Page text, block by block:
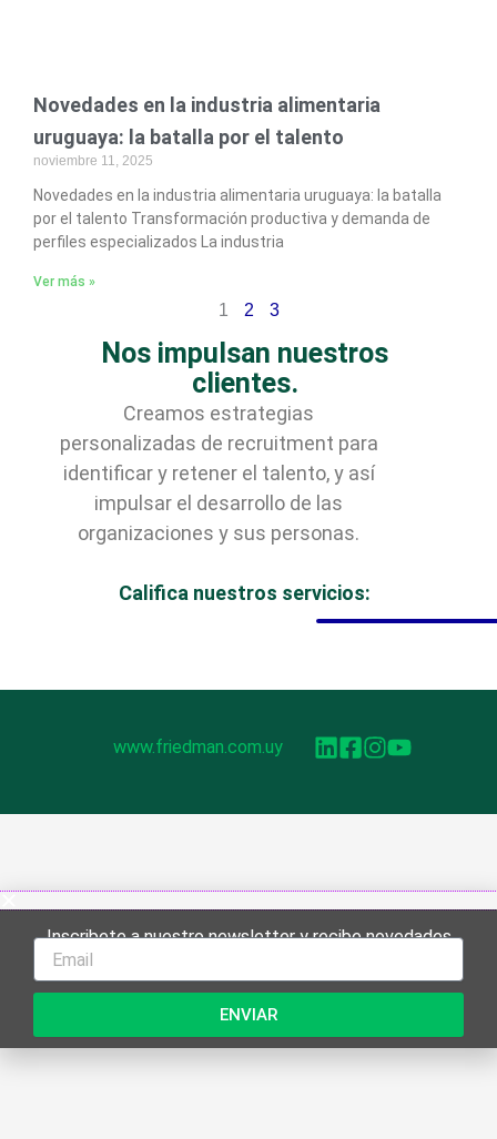
Novedades en la industria alimentaria
uruguaya: la batalla por el talento
noviembre 11, 2025
Novedades en la industria alimentaria uruguaya: la batalla
por el talento Transformación productiva y demanda de
perfiles especializados La industria
Ver más »
1 2 3
Nos impulsan nuestros
clientes.
Creamos estrategias
personalizadas de recruitment para
identificar y retener el talento, y así
impulsar el desarrollo de las
organizaciones y sus personas.
Califica nuestros servicios:
www.friedman.com.uy
Inscribete a nuestro newsletter y recibe novedades
ENVIAR